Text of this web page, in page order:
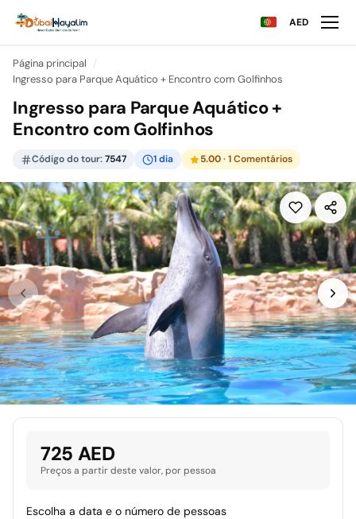
AED
Página principal
Ingresso para Parque Aquático + Encontro com Golfinhos
Ingresso para Parque Aquático +
Encontro com Golfinhos
Código do tour:7547 1 dia 5.00· 1 Comentários
725 AED
Preços a partir deste valor, por pessoa
Escolha a data e o número de pessoas